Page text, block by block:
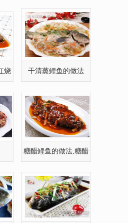
糖醋鲤鱼的做法,糖醋
白汁鲤鱼